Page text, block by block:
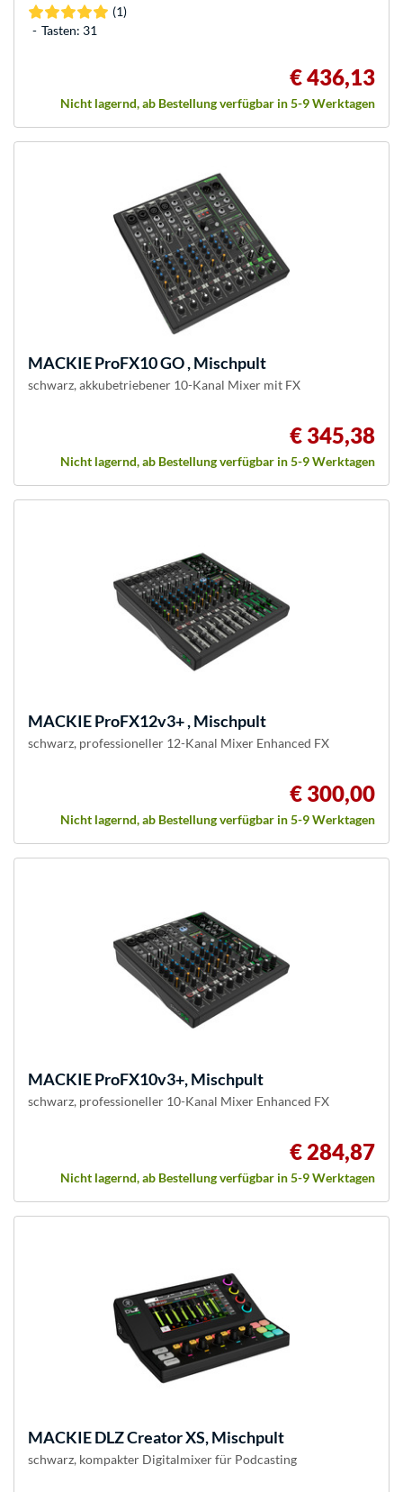
(1)
Tasten: 31
€ 436,13
Nicht lagernd, ab Bestellung verfügbar in 5-9 Werktagen
MACKIEProFX10 GO , Mischpult
schwarz, akkubetriebener 10-Kanal Mixer mit FX
€ 345,38
Nicht lagernd, ab Bestellung verfügbar in 5-9 Werktagen
MACKIEProFX12v3+ , Mischpult
schwarz, professioneller 12-Kanal Mixer Enhanced FX
€ 300,00
Nicht lagernd, ab Bestellung verfügbar in 5-9 Werktagen
MACKIEProFX10v3+, Mischpult
schwarz, professioneller 10-Kanal Mixer Enhanced FX
€ 284,87
Nicht lagernd, ab Bestellung verfügbar in 5-9 Werktagen
MACKIEDLZ Creator XS, Mischpult
schwarz, kompakter Digitalmixer für Podcasting